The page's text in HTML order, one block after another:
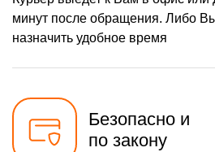
минут после обращения. Либо
назначить удобное время
Безопасно и
по закону